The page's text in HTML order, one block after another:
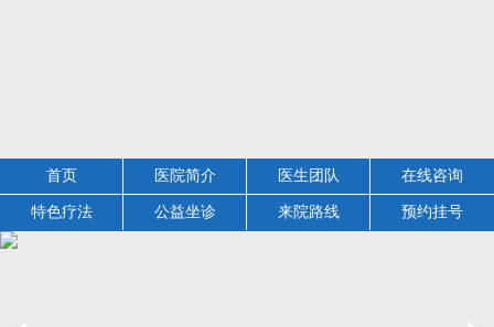
首页 医院简介 医生团队 在线咨询
特色疗法 公益坐诊 来院路线 预约挂号